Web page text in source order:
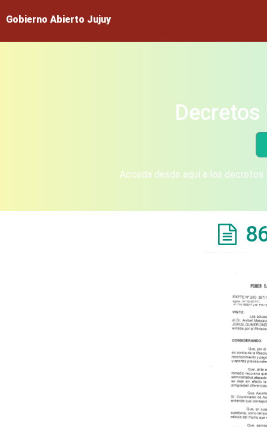
Gobierno Abierto Jujuy
Acceda desde aquí a los